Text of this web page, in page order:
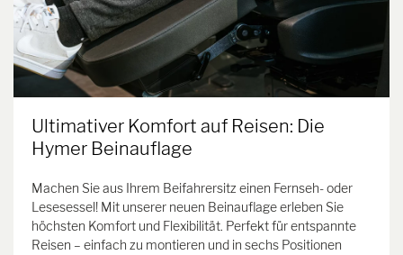
Ultimativer Komfort auf Reisen: Die
Hymer Beinauflage
Machen Sie aus Ihrem Beifahrersitz einen Fernseh- oder
Lesesessel! Mit unserer neuen Beinauflage erleben Sie
höchsten Komfort und Flexibilität. Perfekt für entspannte
Reisen – einfach zu montieren und in sechs Positionen